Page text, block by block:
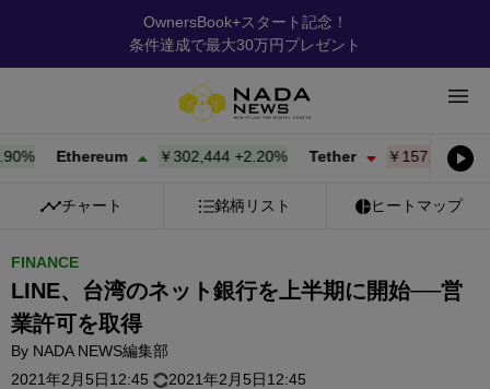
OwnersBook+スタート記念！
条件達成で最大30万円プレゼント
Ethereum ￥302,471+2.21% Tether ￥157.95-0.01%
チャート 銘柄リスト ヒートマップ
FINANCE
LINE、台湾のネット銀行を上半期に開始──営
業許可を取得
By NADA NEWS編集部
2021年2月5日12:45
2021年2月5日12:45